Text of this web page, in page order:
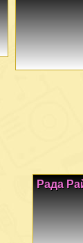
Рада